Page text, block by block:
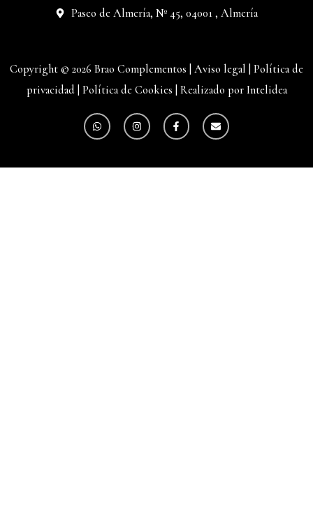
Paseo de Almería, Nº 45, 04001 , Almería
Copyright © 2026 Brao Complementos | Aviso legal Política de
privacidad Política de Cookies Realizado por Intelidea
W
h
a
a
I
n
s
g
F
a
c
o
E
n
v
o